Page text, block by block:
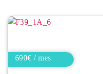
690€ / mes